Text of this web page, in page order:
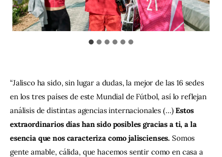
“Jalisco ha sido, sin lugar a dudas, la mejor de las 16 sedes
en los tres países de este Mundial de Fútbol, así lo reflejan
análisis de distintas agencias internacionales (…) Estos
extraordinarios días han sido posibles gracias a ti, a la
esencia que nos caracteriza como jaliscienses. Somos
gente amable, cálida, que hacemos sentir como en casa a